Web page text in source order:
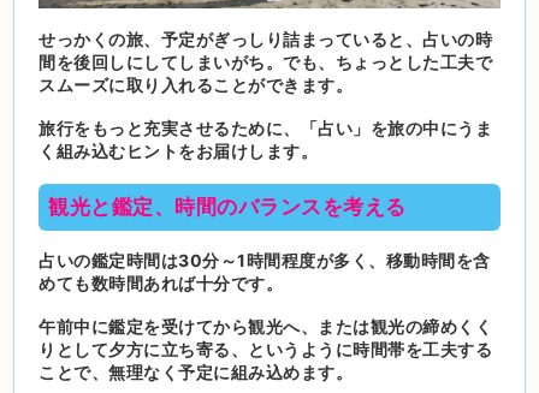
せっかくの旅、予定がぎっしり詰まっていると、占いの時
間を後回しにしてしまいがち。でも、ちょっとした工夫で
スムーズに取り入れることができます。
旅行をもっと充実させるために、「占い」を旅の中にうま
く組み込むヒントをお届けします。
観光と鑑定、時間のバランスを考える
占いの鑑定時間は30分～1時間程度が多く、移動時間を含
めても数時間あれば十分です。
午前中に鑑定を受けてから観光へ、または観光の締めくく
りとして夕方に立ち寄る、というように時間帯を工夫する
ことで、無理なく予定に組み込めます。